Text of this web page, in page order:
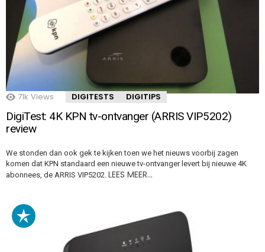
71k Views DIGITESTS DIGITIPS
DigiTest: 4K KPN tv-ontvanger (ARRIS VIP5202)
review
We stonden dan ook gek te kijken toen we het nieuws voorbij zagen
komen dat KPN standaard een nieuwe tv-ontvanger levert bij nieuwe 4K
abonnees, de ARRIS VIP5202. LEES MEER…